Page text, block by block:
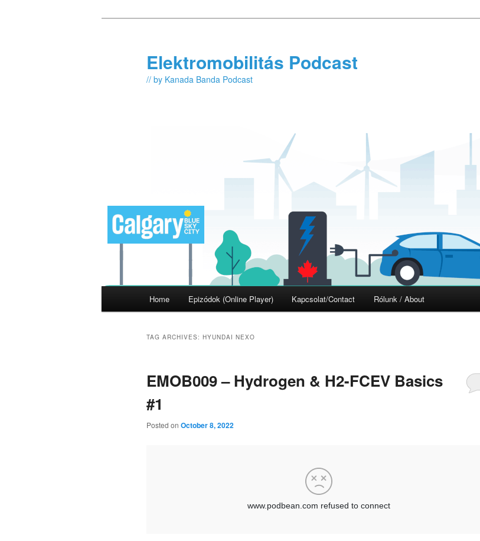
Elektromobilitás Podcast
// by Kanada Banda Podcast
Home Epizódok (Online Player) Kapcsolat/Contact Rólunk / About
TAG ARCHIVES: HYUNDAI NEXO
EMOB009 – Hydrogen & H2-FCEV Basics
#1
Posted on October 8, 2022